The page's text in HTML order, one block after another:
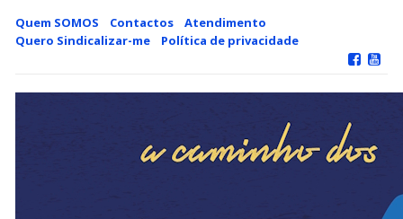
Skip
content
Quem SOMOS Contactos
Atendimento
Quero Sindicalizar-me
Política de privacidade